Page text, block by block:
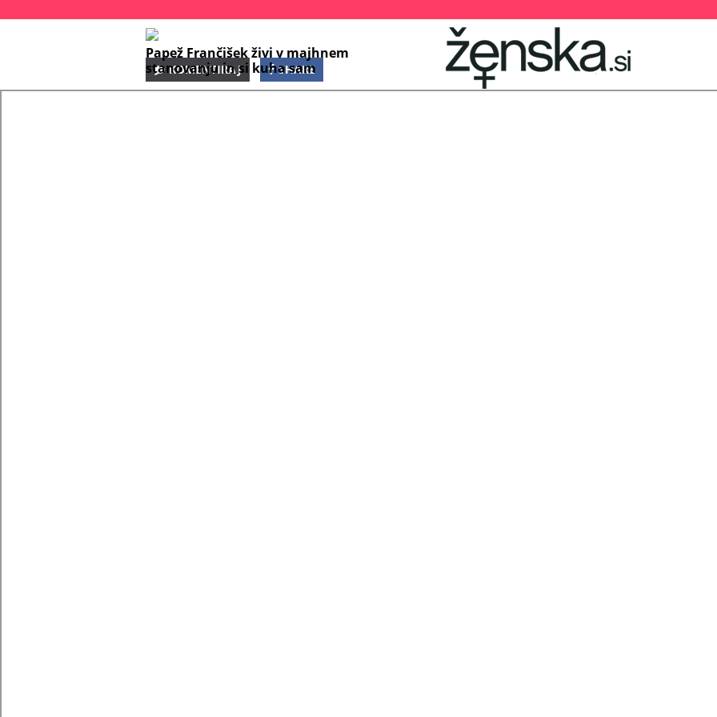
Papež Frančišek živi v majhnem
stanovanju in si kuha sam
KOMENTIRAJ SHARE